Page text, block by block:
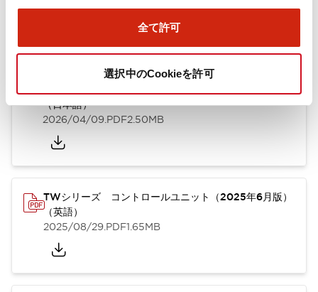
全て許可
選択中のCookieを許可
技術文書
（日本語）
2026/04/09.PDF2.50MB
TWシリーズ コントロールユニット（2025年6月版）
（英語）
2025/08/29.PDF1.65MB